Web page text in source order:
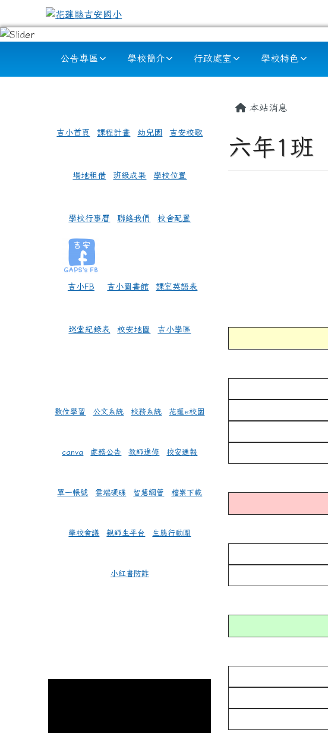
跳至主內容區
花蓮縣吉安國小
公告專區 學校簡介 行政處室 學校特色
吉小首頁 課程計畫 幼兒園 吉安校歌
場地租借 班級成果 學校位置
學校行事曆 聯絡我們 校舍配置
吉小FB 吉小圖書館 課室英語表
巡堂紀錄表 校安地圖 吉小學區
數位學習 公文系統 校務系統 花蓮e校園
canva 處務公告 教師進修 校安通報
單一帳號 雲端硬碟 智慧網管 檔案下載
學校會議 親師生平台 生態行動團
小紅書防詐
主內容區域
本站消息
六年1班